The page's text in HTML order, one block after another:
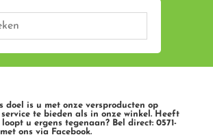
doel is u met onze versproducten op
te bieden als in onze winkel. Heeft
u ergens tegenaan? Bel direct: 0571-
ons via Facebook.